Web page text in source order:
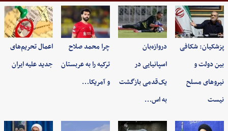
پزشکیان: شکافی
بین دولت و
نیروهای مسلح
نیست
دروازه‌بان
اسپانیایی در
یک‌قدمی بازگشت
به اس…
چرا محمد صلاح
ترکیه را به عربستان
و آمریکا…
اعمال تحریم‌های
جدید علیه ایران